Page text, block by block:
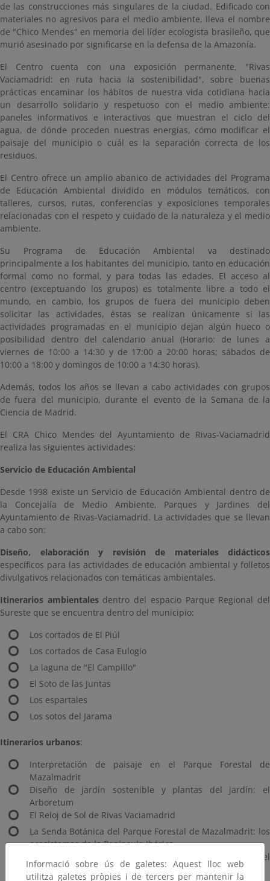
de las construcciones más singulares de la ciudad. Edificado con
materiales no agresivos para el medio ambiente, lleva el nombre
de "Chico Mendes" en memoria del líder ecologista brasileño, que
murió asesinado por significarse en la defensa de la Amazonía.
El Centro cuenta con una exposición permanente, "Rivas
Vaciamadrid: en ruta hacia la sostenibilidad", sobre buenas
prácticas encaminar los hábitos de nuestra vida cotidiana hacia
un desarrollo solidario y respetuoso con el medio ambiente:
paneles informativos e interactivos que muestran el ciclo del
agua, de dónde proceden nuestras energías, cómo modificar el
paisaje del municipio o cuál es la separación correcta de los
residuos.
El Centro ofrece un amplio abanico de actividades del Programa
de Educación Ambiental dividido en módulos temáticos, con
talleres, cursos, rutas, conferencias y exposiciones temporales
relacionadas con el respeto y cuidado de la naturaleza y el medio
ambiente.
Su Programa de Educación Ambiental va destinado
principalmente a los habitantes del municipio, tanto en educación
formal como no formal, y para todas las edades. El acceso al
centro (exceptuando los grupos) es totalmente libre a todo el
mundo, en cambio, los grupos de fuera del municipio deben
solicitar las actividades, éstas se realizan únicamente si las
actividades programadas en el municipio dejan algún hueco o
posibilidad dentro del calendario anual (Horario: de lunes a
viernes de 10:00 a 14:30 y de 17:00 a 20:00 horas; sábados de
10:00 a 18:00 y domingos de 10:00 a 14:30 horas).
Además, todos los años se llevan a cabo actividades con grupos
de fuera del municipio, durante el evento de la Semana de la
Ciencia de Madrid.
El CRA Chico Mendes del Ayuntamiento de Rivas-Vaciamadrid
realiza las siguientes actividades:
Servicio de Educación Ambiental
Desde 1998 existe un Servicio de Educación Ambiental dentro de
la Concejalía de Medio Ambiente, Parques y Jardines del
Ayuntamiento de Rivas-Vaciamadrid. La actividades que se llevan
a cabo son:
Diseño, elaboración y revisión de materiales didácticos
específicos para las actividades de educación ambiental y folletos
divulgativos relacionados con temáticas ambientales.
Itinerarios ambientalesdentro del espacio Parque Regional del
Sureste que se encuentra dentro del municipio:
Los cortados de El Piúl
Los cortados de Casa Eulogio
La laguna de "El Campillo"
El Soto de las Juntas
Los espartales
Los sotos del Jarama
Itinerarios urbanos:
Interpretación de paisaje en el Parque Forestal de
Mazalmadrit
Diseño de jardín sostenible y plantas del jardín: el
Arboretum
El Reloj de Sol de Rivas Vaciamadrid
La Senda Botánica del Parque Forestal de Mazalmadrit: los
ecosistemas de la Península Ibérica
Itinerario urbano para conocer el casco antiguo del
municipio.
Informació sobre ús de galetes: Aquest lloc web
utilitza galetes pròpies i de tercers per mantenir la